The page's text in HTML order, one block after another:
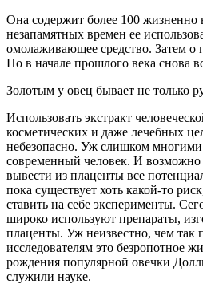
Она содержит более 100
незапамятных времен ее
омолаживающее средство. Затем о
Но в начале прошлого века снова
Золотым у овец бывает не только
Использовать экстракт
косметических и даже лечебных
небезопасно. Уж слишком многими
современный человек. И
вывести из плаценты все
пока существует хоть какой-то
ставить на себе эксперименты.
широко используют препараты,
плаценты. Уж неизвестно, чем так
исследователям это безропотное
рождения популярной овечки
служили науке.